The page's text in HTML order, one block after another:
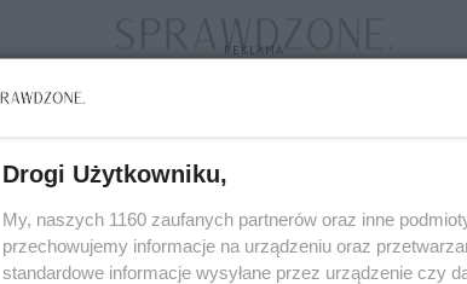
Drogi Użytkowniku,
My, naszych 1160 zaufanych partnerów oraz inne
przechowujemy informacje na urządzeniu oraz
standardowe informacje wysyłane przez urządzenie czy